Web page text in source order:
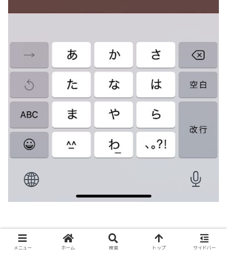
メニュー ホーム 検索 トップ サイドバー